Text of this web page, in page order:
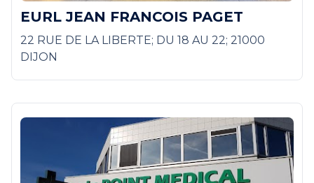
EURL JEAN FRANCOIS PAGET
22 RUE DE LA LIBERTE; DU 18 AU 22; 21000
DIJON